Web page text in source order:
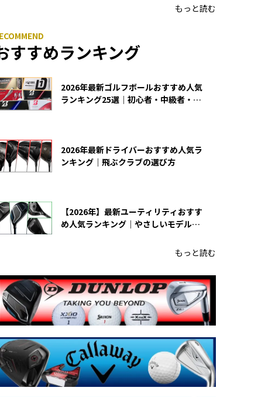
もっと読む
すすめランキング
2026年最新ゴルフボールおすすめ人気
ランキング25選｜初心者・中級者・上
2026年最新ドライバーおすすめ人気ラ
ンキング｜飛ぶクラブの選び方
【2026年】最新ユーティリティおすす
め人気ランキング｜やさしいモデルの
もっと読む